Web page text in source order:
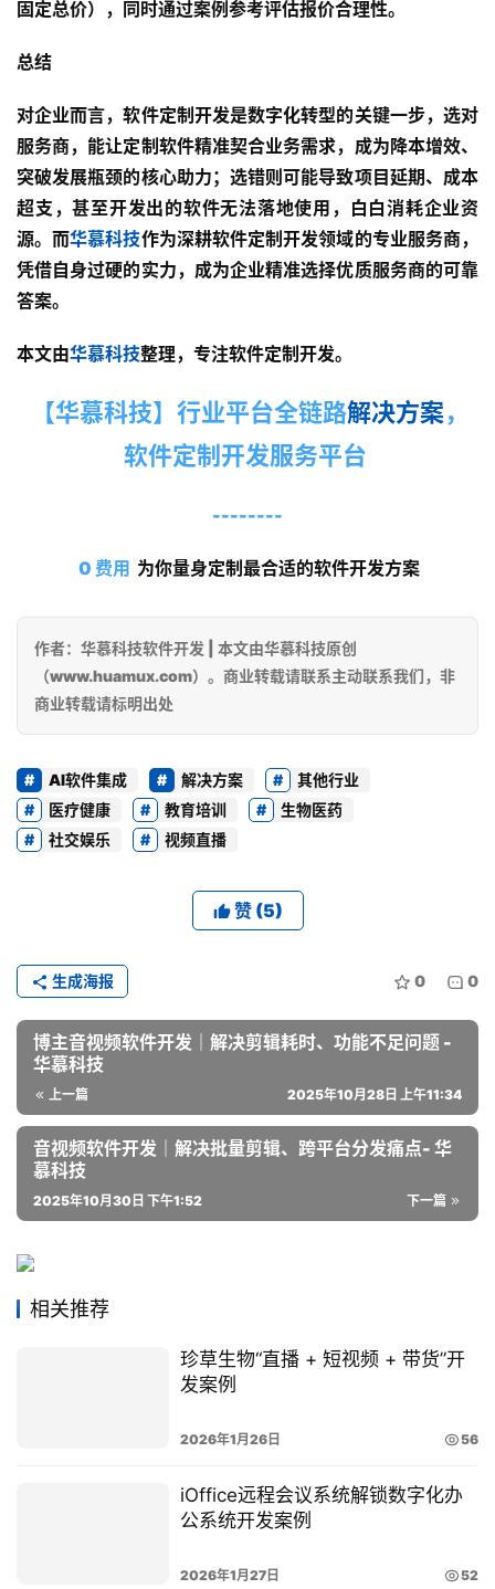
慕
联
系
我
们
4
-
0
0
6
5
固定总价），同时通过案例参考评估报价合理性。
总结
对企业而言，软件定制开发是数字化转型的关键一步，选对
服务商，能让定制软件精准契合业务需求，成为降本增效、
突破发展瓶颈的核心助力；选错则可能导致项目延期、成本
超支，甚至开发出的软件无法落地使用，白白消耗企业资
源。而华慕科技作为深耕软件定制开发领域的专业服务商，
凭借自身过硬的实力，成为企业精准选择优质服务商的可靠
答案。
本文由华慕科技整理，专注软件定制开发。
【华慕科技】行业平台全链路解决方案，
软件定制开发服务平台
--------
0 费用 为你量身定制最合适的软件开发方案
作者：华慕科技软件开发 | 本文由华慕科技原创
（www.huamux.com）。商业转载请联系主动联系我们，非
商业转载请标明出处
AI软件集成 解决方案
其他行业
医疗健康
教育培训
生物医药
社交娱乐
视频直播
赞 (5)
0 0
生成海报
博主音视频软件开发｜解决剪辑耗时、功能不足问题 -
华慕科技
上一篇 2025年10月28日 上午11:34
音视频软件开发｜解决批量剪辑、跨平台分发痛点- 华
慕科技
下一篇
2025年10月30日 下午1:52
相关推荐
珍草生物“直播 + 短视频 + 带货”开
发案例
2026年1月26日 56
iOffice远程会议系统解锁数字化办
公系统开发案例
2026年1月27日 52